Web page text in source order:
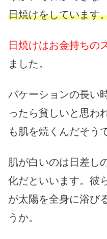
日焼けをしています
日焼けはお金持ちの
ました。
バケーションの長い
ったら貧しいと思わ
も肌を焼くんだそう
肌が白いのは日差し
化だといいます。彼
が太陽を全身に浴び
うか。